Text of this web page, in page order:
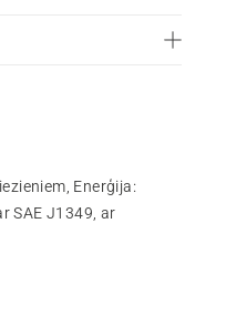
Enerģija:
SAE J1349, ar